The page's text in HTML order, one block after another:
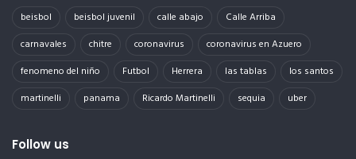
beisbol beisbol juvenil calle abajo
Calle Arriba
carnavales
chitre coronavirus
coronavirus en Azuero
fenomeno del niño
Futbol Herrera las tablas
los santos
martinelli
panama Ricardo Martinelli sequia uber
Follow us